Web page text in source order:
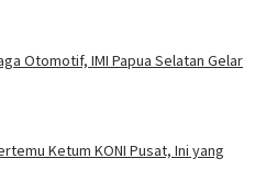
Otomotif, IMI Papua Selatan Gelar
Ketum KONI Pusat, Ini yang